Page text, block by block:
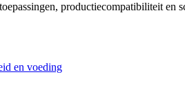
productiecompatibiliteit